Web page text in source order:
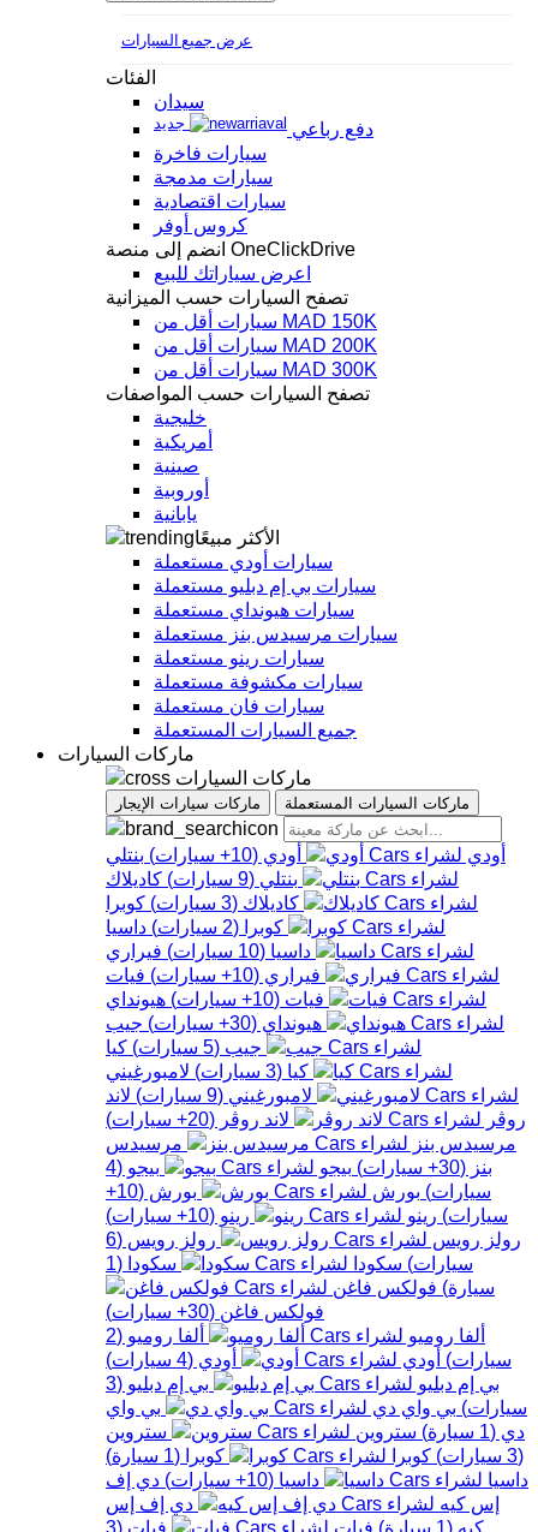
عرض جميع السيارات
الفئات
سيدان
دفع رباعي
جديد
سيارات فاخرة
سيارات مدمجة
سيارات اقتصادية
كروس أوفر
انضم إلى منصة OneClickDrive
اعرض سياراتك للبيع
تصفح السيارات حسب الميزانية
سيارات أقل من MAD 150K
سيارات أقل من MAD 200K
سيارات أقل من MAD 300K
تصفح السيارات حسب المواصفات
خليجية
أمريكية
صينية
أوروبية
يابانية
الأكثر مبيعًا
سيارات أودي مستعملة
سيارات بي إم دبليو مستعملة
سيارات هيونداي مستعملة
سيارات مرسيدس بنز مستعملة
سيارات رينو مستعملة
سيارات مكشوفة مستعملة
سيارات فان مستعملة
جميع السيارات المستعملة
ماركات السيارات
ماركات السيارات
ماركات سيارات الإيجار ماركات السيارات المستعملة
أودي أودي (
10+ سيارات) بنتلي
بنتلي (
9 سيارات) كاديلاك
كاديلاك (
3 سيارات) كوبرا
كوبرا (
2 سيارات) داسيا
داسيا (
10 سيارات) فيراري
فيراري (
10+ سيارات) فيات
فيات (
10+ سيارات) هيونداي
هيونداي (
30+ سيارات) جيب
جيب (
5 سيارات) كيا
كيا (
3 سيارات) لامبورغيني
لامبورغيني (
9 سيارات) لاند
روڤر
لاند روڤر (
20+ سيارات)
مرسيدس بنز
مرسيدس
بنز (
30+ سيارات) بيجو بيجو (
4
سيارات) بورش بورش (
10+
سيارات) رينو رينو (
10+ سيارات)
رولز رويس
رولز رويس (
6
سيارات) سكودا سكودا (
1
سيارة) فولكس فاغن
فولكس فاغن (
30+ سيارات)
ألفا روميو
ألفا روميو (
2
سيارات) أودي أودي (
4 سيارات)
بي إم دبليو
بي إم دبليو (
3
سيارات) بي واي دي
بي واي
دي (
1 سيارة) ستروين
ستروين
(
3 سيارات) كوبرا كوبرا (
1 سيارة)
داسيا
داسيا (
10+ سيارات) دي إف
إس كيه
دي إف إس